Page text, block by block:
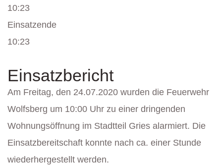
10:23
Einsatzende
10:23
Einsatzbericht
Am Freitag, den 24.07.2020 wurden die Feuerwehr
Wolfsberg um 10:00 Uhr zu einer dringenden
Wohnungsöffnung im Stadtteil Gries alarmiert. Die
Einsatzbereitschaft konnte nach ca. einer Stunde
wiederhergestellt werden.